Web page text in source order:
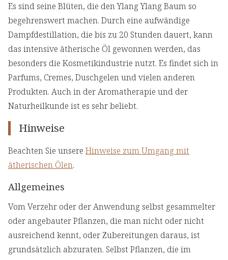
Es sind seine Blüten, die den Ylang Ylang Baum so
begehrenswert machen. Durch eine aufwändige
Dampfdestillation, die bis zu 20 Stunden dauert, kann
das intensive ätherische Öl gewonnen werden, das
besonders die Kosmetikindustrie nutzt. Es findet sich in
Parfums, Cremes, Duschgelen und vielen anderen
Produkten. Auch in der Aromatherapie und der
Naturheilkunde ist es sehr beliebt.
Hinweise
Beachten Sie unsere Hinweise zum Umgang mit
ätherischen Ölen.
Allgemeines
Vom Verzehr oder der Anwendung selbst gesammelter
oder angebauter Pflanzen, die man nicht oder nicht
ausreichend kennt, oder Zubereitungen daraus, ist
grundsätzlich abzuraten. Selbst Pflanzen, die im